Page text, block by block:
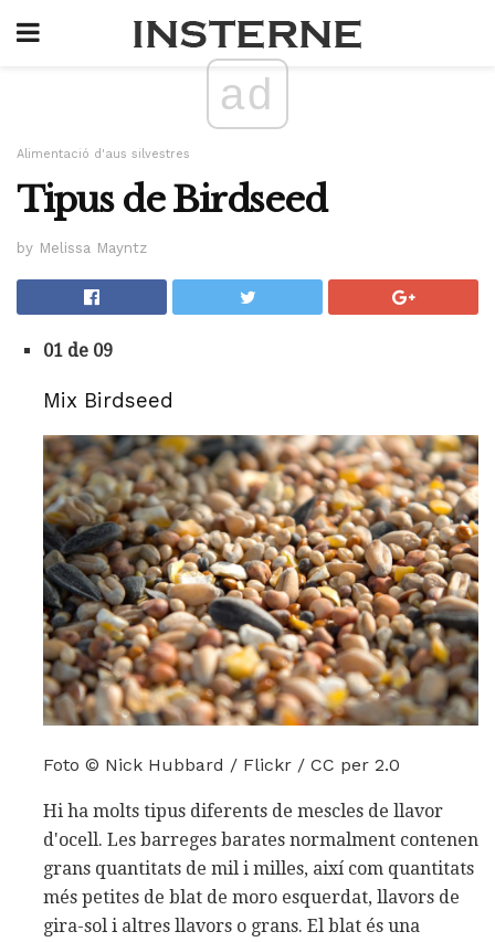
ad
Alimentació d'aus silvestres
Tipus de Birdseed
by Melissa Mayntz
01 de 09
Mix Birdseed
Foto © Nick Hubbard / Flickr / CC per 2.0
Hi ha molts tipus diferents de mescles de llavor
d'ocell. Les barreges barates normalment contenen
grans quantitats de mil i milles, així com quantitats
més petites de blat de moro esquerdat, llavors de
gira-sol i altres llavors o grans. El blat és una